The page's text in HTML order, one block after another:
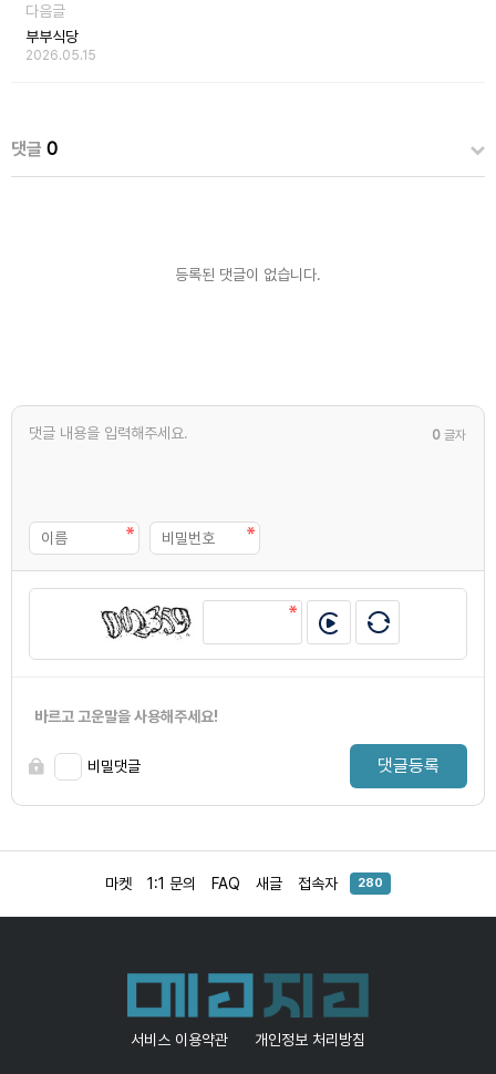
다음글
부부식당
2026.05.15
댓글 0
등록된 댓글이 없습니다.
0 글자
바르고 고운말을 사용해주세요!
비밀댓글 댓글등록
마켓 1:1 문의 FAQ 새글 접속자 280
서비스 이용약관 개인정보 처리방침